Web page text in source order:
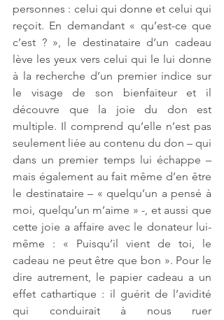
personnes : celui qui donne et celui qui
reçoit. En demandant « qu’est-ce que
c’est ? », le destinataire d’un cadeau
lève les yeux vers celui qui le lui donne
à la recherche d’un premier indice sur
le visage de son bienfaiteur et il
découvre que la joie du don est
multiple. Il comprend qu’elle n’est pas
seulement liée au contenu du don – qui
dans un premier temps lui échappe –
mais également au fait même d’en être
le destinataire – « quelqu’un a pensé à
moi, quelqu’un m’aime » -, et aussi que
cette joie a affaire avec le donateur lui-
même : « Puisqu’il vient de toi, le
cadeau ne peut être que bon ». Pour le
dire autrement, le papier cadeau a un
effet cathartique : il guérit de l’avidité
qui conduirait à nous ruer